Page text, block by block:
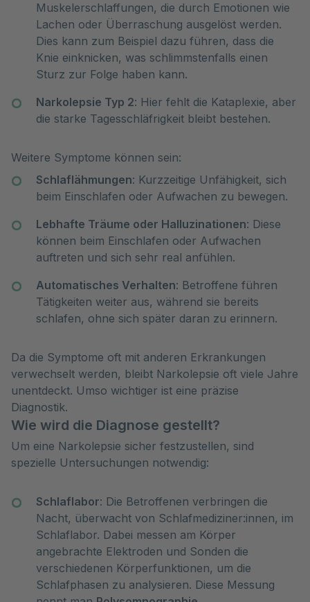
Muskelerschlaffungen, die durch Emotionen wie
Lachen oder Überraschung ausgelöst werden.
Dies kann zum Beispiel dazu führen, dass die
Knie einknicken, was schlimmstenfalls einen
Sturz zur Folge haben kann.
Narkolepsie Typ 2: Hier fehlt die Kataplexie, aber
die starke Tagesschläfrigkeit bleibt bestehen.
Weitere Symptome können sein:
Schlaflähmungen: Kurzzeitige Unfähigkeit, sich
beim Einschlafen oder Aufwachen zu bewegen.
Lebhafte Träume oder Halluzinationen: Diese
können beim Einschlafen oder Aufwachen
auftreten und sich sehr real anfühlen.
Automatisches Verhalten: Betroffene führen
Tätigkeiten weiter aus, während sie bereits
schlafen, ohne sich später daran zu erinnern.
Da die Symptome oft mit anderen Erkrankungen
verwechselt werden, bleibt Narkolepsie oft viele Jahre
unentdeckt. Umso wichtiger ist eine präzise
Diagnostik.
Wie wird die Diagnose gestellt?
Um eine Narkolepsie sicher festzustellen, sind
spezielle Untersuchungen notwendig:
Schlaflabor: Die Betroffenen verbringen die
Nacht, überwacht von Schlafmediziner:innen, im
Schlaflabor. Dabei messen am Körper
angebrachte Elektroden und Sonden die
verschiedenen Körperfunktionen, um die
Schlafphasen zu analysieren. Diese Messung